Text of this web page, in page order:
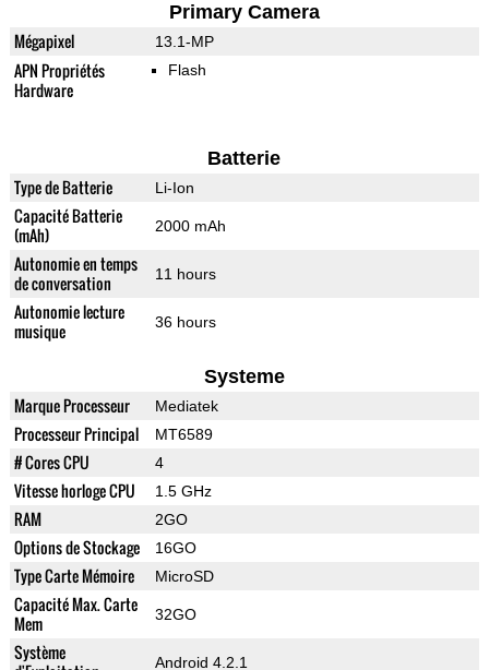
Primary Camera
Mégapixel 13.1-MP
APN Propriétés
Hardware
Flash
Batterie
Type de Batterie Li-Ion
Capacité Batterie
(mAh)
2000 mAh
Autonomie en temps
de conversation
11 hours
Autonomie lecture
musique
36 hours
Systeme
Marque Processeur Mediatek
Processeur Principal MT6589
# Cores CPU 4
Vitesse horloge CPU 1.5 GHz
RAM 2GO
Options de Stockage 16GO
Type Carte Mémoire MicroSD
Capacité Max. Carte
Mem
32GO
Système
Android 4.2.1